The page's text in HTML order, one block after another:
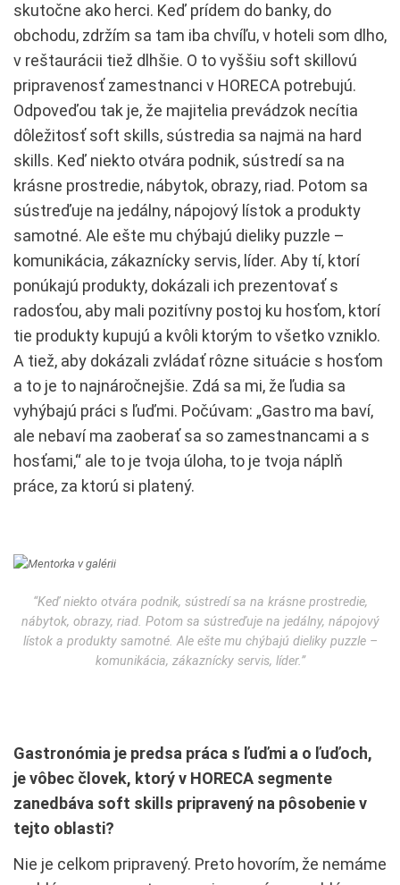
skutočne ako herci. Keď prídem do banky, do
obchodu, zdržím sa tam iba chvíľu, v hoteli som dlho,
v reštaurácii tiež dlhšie. O to vyššiu soft skillovú
pripravenosť zamestnanci v HORECA potrebujú.
Odpoveďou tak je, že majitelia prevádzok necítia
dôležitosť soft skills, sústredia sa najmä na hard
skills. Keď niekto otvára podnik, sústredí sa na
krásne prostredie, nábytok, obrazy, riad. Potom sa
sústreďuje na jedálny, nápojový lístok a produkty
samotné. Ale ešte mu chýbajú dieliky puzzle –
komunikácia, zákaznícky servis, líder. Aby tí, ktorí
ponúkajú produkty, dokázali ich prezentovať s
radosťou, aby mali pozitívny postoj ku hosťom, ktorí
tie produkty kupujú a kvôli ktorým to všetko vzniklo.
A tiež, aby dokázali zvládať rôzne situácie s hosťom
a to je to najnáročnejšie. Zdá sa mi, že ľudia sa
vyhýbajú práci s ľuďmi. Počúvam: „Gastro ma baví,
ale nebaví ma zaoberať sa so zamestnancami a s
hosťami,“ ale to je tvoja úloha, to je tvoja náplň
práce, za ktorú si platený.
“Keď niekto otvára podnik, sústredí sa na krásne prostredie,
nábytok, obrazy, riad. Potom sa sústreďuje na jedálny, nápojový
lístok a produkty samotné. Ale ešte mu chýbajú dieliky puzzle –
komunikácia, zákaznícky servis, líder.”
Gastronómia je predsa práca s ľuďmi a o ľuďoch,
je vôbec človek, ktorý v HORECA segmente
zanedbáva soft skills pripravený na pôsobenie v
tejto oblasti?
Nie je celkom pripravený. Preto hovorím, že nemáme